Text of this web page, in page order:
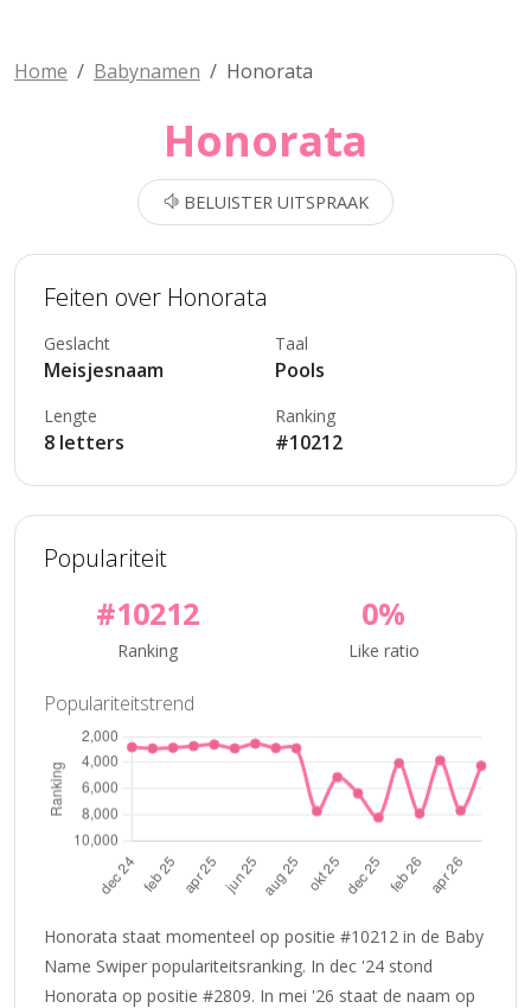
Home Babynamen Honorata
Honorata
BELUISTER UITSPRAAK
Feiten over Honorata
Geslacht
Meisjesnaam
Taal
Pools
Lengte
8 letters
Ranking
#10212
Populariteit
#10212
Ranking
0%
Like ratio
Populariteitstrend
Honorata staat momenteel op positie #10212 in de Baby
Name Swiper populariteitsranking. In dec '24 stond
Honorata op positie #2809. In mei '26 staat de naam op